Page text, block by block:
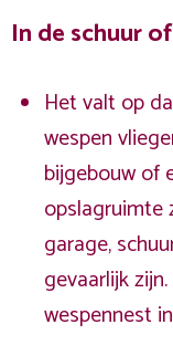
In de schuur
Het valt op
wespen
bijgebouw of
opslagruimte
garage,
gevaarlijk
wespennest